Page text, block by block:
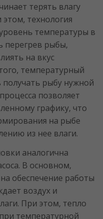
терять влагу
технология
температуры в
перегрев рыбы,
на вкус
температурный
рыбу нужной
позволяет
графику, что
на рыбе
из нее влаги.
аналогична
В основном,
обеспечение работы
воздух и
При этом, тепло
температурной